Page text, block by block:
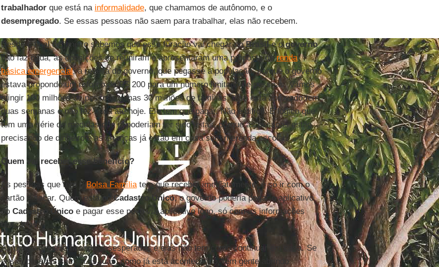
trabalhadorque está na informalidade, que chamamos de autônomo, e o
desempregado. Se essas pessoas não saem para trabalhar, elas não recebem.
Desde o final de janeiro sabemos que esse furacão vai chegar noBrasile ogoverno
não faz nada, as oposições se reuniram e apresentaram uma proposta derenda
básica emergencial, à revelia do governo, que pegasse a população, porque o governo
estava propondo um reforço de R$ 200 para um número limitado de pessoas. Vamos
atingir 100 milhões de pessoas, umas 30 milhões de famílias. Isso está aprovado tem
duas semanas e não fez nada até hoje. Ele tem que pagar. Não é difícil. É lógico que
tem uma série de medidas que já poderiam ter sido feitas, porque as pessoas estão
precisando de dinheiro e as crianças já estão em casa sem merenda escolar.
Quem vai receber esse benefício?
As pessoas que tem o Bolsa Famíliatem que receber imediatamente, é só ir com o
cartão e sacar. Quem está noCadastro Único, o governo poderia pegar o aplicativo
do Cadastro Únicoe pagar esse povo via aplicativo logo, só com as informações
bancárias.
As pessoas estão ficando desesperadas e elas não tem como continuar em casa. Se
essas pessoas saírem às ruas, como já está acontecendo, tem gente abrindo